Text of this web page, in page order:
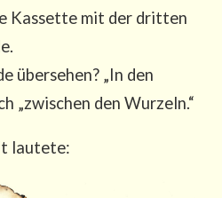
Kas­set­te mit der drit­ten
über­se­hen? „In den
„zwi­schen den Wurzeln.“
lautete: